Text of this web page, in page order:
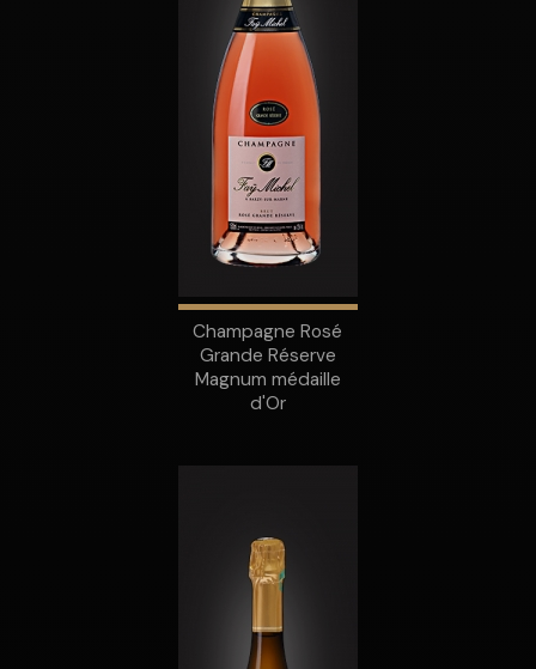
Champagne Rosé
Grande Réserve
Magnum médaille
d'Or